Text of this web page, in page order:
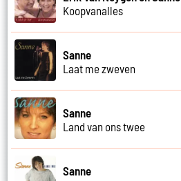
Koopvanalles
Sanne
Laat me zweven
Sanne
Land van ons twee
Sanne